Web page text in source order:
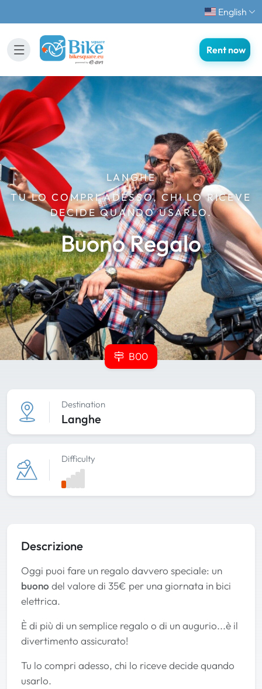
English
Rent now
LANGHE
TU LO COMPRI ADESSO, CHI LO RICEVE
DECIDE QUANDO USARLO.
Buono Regalo
B00
Destination
Langhe
Difficulty
Descrizione
Oggi puoi fare un regalo davvero speciale: un
buono del valore di 35€ per una giornata in bici
elettrica.
È di più di un semplice regalo o di un augurio...è il
divertimento assicurato!
Tu lo compri adesso, chi lo riceve decide quando
usarlo.